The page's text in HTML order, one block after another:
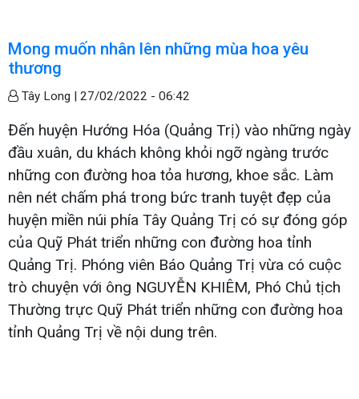
Mong muốn nhân lên những mùa hoa yêu
thương
Tây Long | 27/02/2022 - 06:42
Đến huyện Hướng Hóa (Quảng Trị) vào những ngày
đầu xuân, du khách không khỏi ngỡ ngàng trước
những con đường hoa tỏa hương, khoe sắc. Làm
nên nét chấm phá trong bức tranh tuyệt đẹp của
huyện miền núi phía Tây Quảng Trị có sự đóng góp
của Quỹ Phát triển những con đường hoa tỉnh
Quảng Trị. Phóng viên Báo Quảng Trị vừa có cuộc
trò chuyện với ông NGUYỄN KHIÊM, Phó Chủ tịch
Thường trực Quỹ Phát triển những con đường hoa
tỉnh Quảng Trị về nội dung trên.